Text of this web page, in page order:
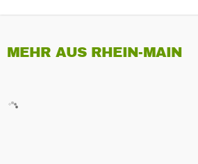
MEHR AUS RHEIN-MAIN